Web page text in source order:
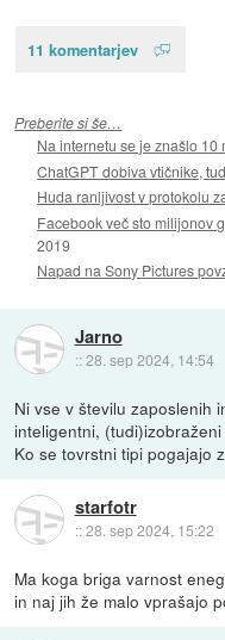
11 komentarjev
Preberite si še…
Na internetu se je znašlo 10
ChatGPT dobiva vtičnike,
Huda ranljivost v protokolu
Facebook več sto milijonov
2019
Napad na Sony Pictures
Jarno
::28. sep 2024, 14:54
Ni vse v številu zaposlenih
inteligentni,
Ko se tovrstni tipi pogajajo
starfotr
::28. sep 2024, 15:22
Ma koga briga varnost
in naj jih že malo vprašajo